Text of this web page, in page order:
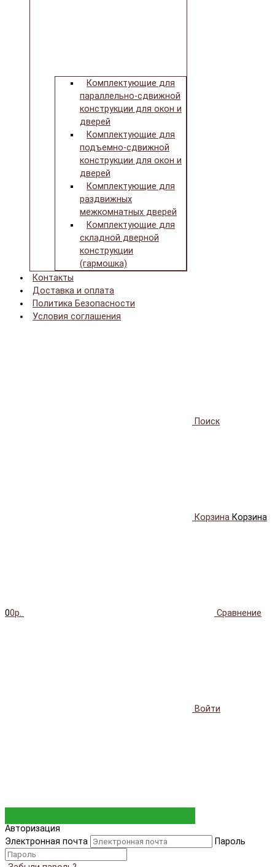
Комплектующие для
параллельно-сдвижной
конструкции для окон и
дверей
Комплектующие для
подъемно-сдвижной
конструкции для окон и
дверей
Комплектующие для
раздвижных
межкомнатных дверей
Комплектующие для
складной дверной
конструкции
(гармошка)
Контакты
Доставка и оплата
Политика Безопасности
Условия соглашения
Поиск
Корзина Корзина
00р. Сравнение
Войти
Авторизация
Электронная почта
Пароль